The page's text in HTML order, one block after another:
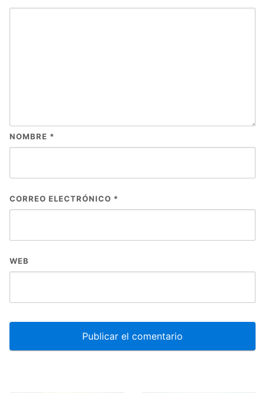
NOMBRE *
CORREO ELECTRÓNICO *
WEB